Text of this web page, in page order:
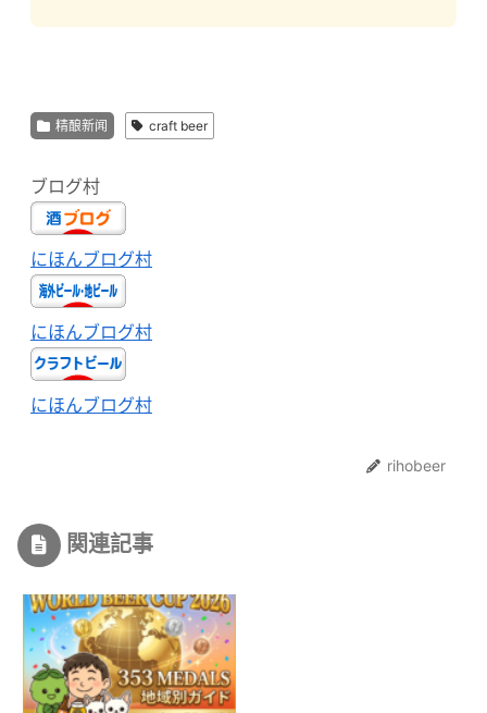
精酿新闻 craft beer
ブログ村
にほんブログ村
にほんブログ村
にほんブログ村
rihobeer
関連記事